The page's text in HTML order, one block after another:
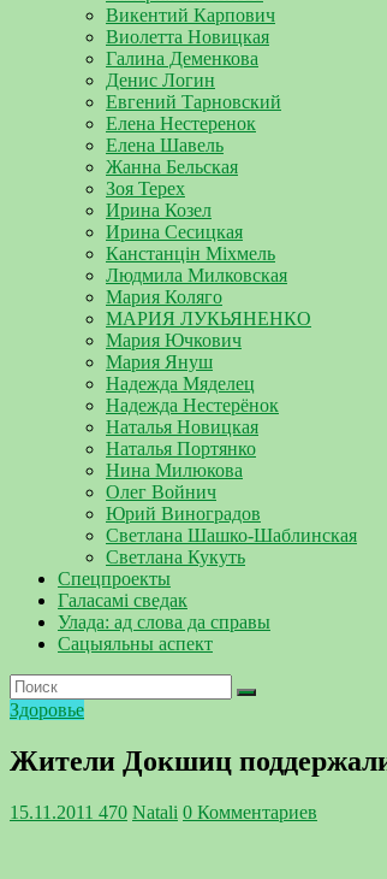
Викентий Карпович
Виолетта Новицкая
Галина Деменкова
Денис Логин
Евгений Тарновский
Елена Нестеренок
Елена Шавель
Жанна Бельская
Зоя Терех
Ирина Козел
Ирина Сесицкая
Канстанцін Міхмель
Людмила Милковская
Мария Коляго
МАРИЯ ЛУКЬЯНЕНКО
Мария Ючкович
Мария Януш
Надежда Мяделец
Надежда Нестерёнок
Наталья Новицкая
Наталья Портянко
Нина Милюкова
Олег Войнич
Юрий Виноградов
Светлана Шашко-Шаблинская
Светлана Кукуть
Спецпроекты
Галасамі сведак
Улада: ад слова да справы
Сацыяльны аспект
Здоровье
Жители Докшиц
15.11.2011 470 Natali 0 Комментариев